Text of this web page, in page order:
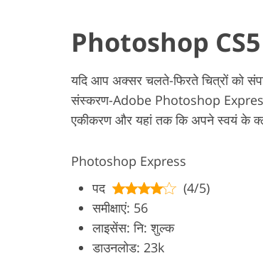
Photoshop CS5
यदि आप अक्सर चलते-फिरते चित्रों को
संस्करण-Adobe Photoshop
एकीकरण और यहां तक कि अपने स्वयं के
Photoshop Express
पद
(4/5)
समीक्षाएं: 56
लाइसेंस: नि: शुल्क
डाउनलोड: 23k